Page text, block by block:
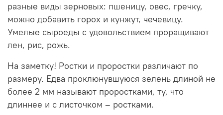
разные виды зерновых: пшеницу, овес, гречку,
можно добавить горох и кунжут, чечевицу.
Умелые сыроеды с удовольствием проращивают
лен, рис, рожь.
На заметку! Ростки и проростки различают по
размеру. Едва проклюнувшуюся зелень длиной не
более 2 мм называют проростками, ту, что
длиннее и с листочком – ростками.